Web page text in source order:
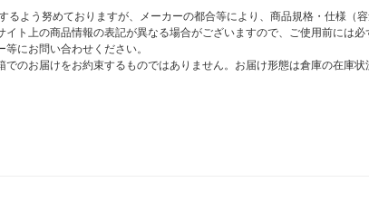
よう努めておりますが、メーカーの都合等により、商品規格・仕様（
ト上の商品情報の表記が異なる場合がございますので、ご使用前には
にお問い合わせください。
のお届けをお約束するものではありません。お届け形態は倉庫の在庫